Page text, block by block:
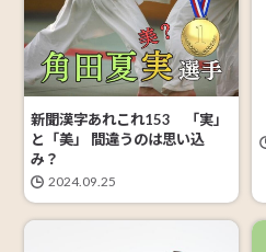
新聞漢字あれこれ153 「実」
と「美」 間違うのは思い込
み？
2024.09.25